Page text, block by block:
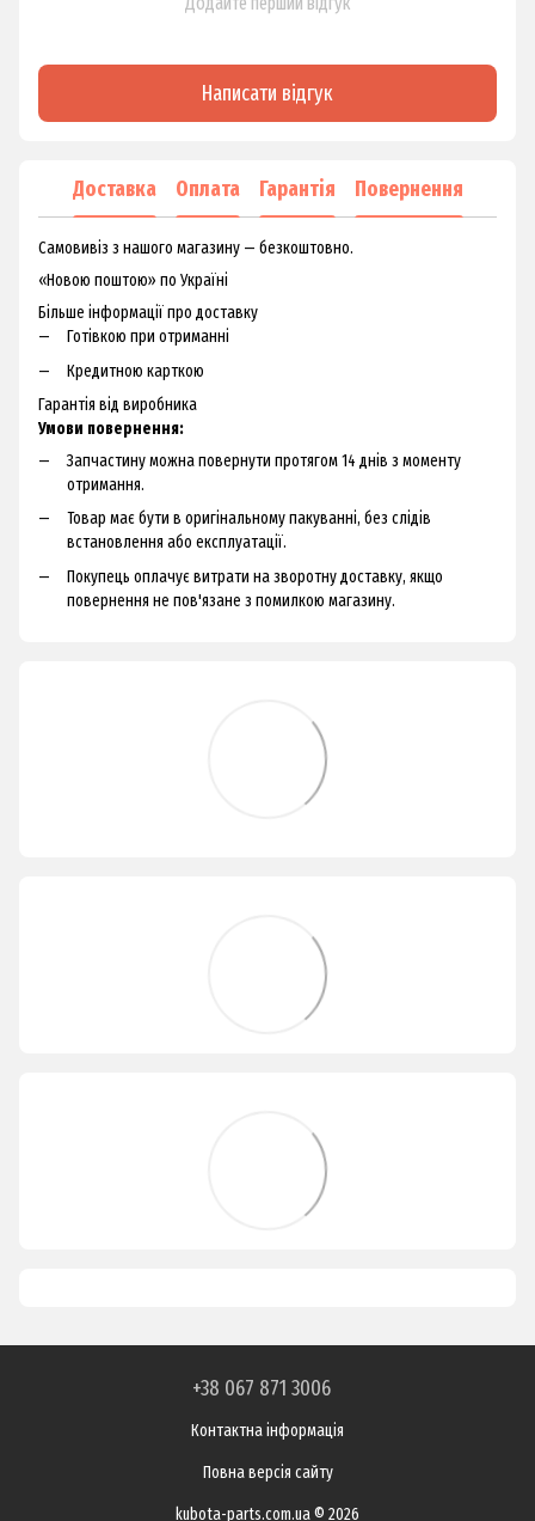
Написати відгук
Доставка Оплата Гарантія Повернення
Самовивіз з нашого магазину — безкоштовно.
«Новою поштою» по Україні
Більше інформації про доставку
Готівкою при отриманні
Кредитною карткою
Гарантія від виробника
Умови повернення:
Запчастину можна повернути протягом 14 днів з моменту
отримання.
Товар має бути в оригінальному пакуванні, без слідів
встановлення або експлуатації.
Покупець оплачує витрати на зворотну доставку, якщо
повернення не пов'язане з помилкою магазину.
+38 067 871 3006
Контактна інформація
Повна версія сайту
kubota-parts.com.ua © 2026